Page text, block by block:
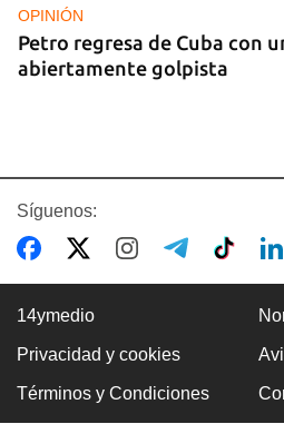
OPINIÓN
Petro regresa de Cuba con
abiertamente golpista
14YMEDIO
Edición impresa del 7 de
Síguenos:
14ymedio
Privacidad y cookies
Términos y Condiciones